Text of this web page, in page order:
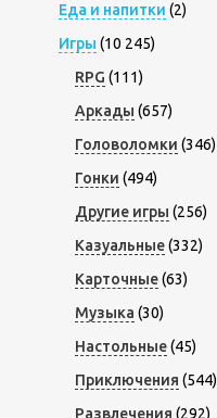
Еда и напитки (2)
Игры (10 245)
RPG (111)
Аркады (657)
Головоломки (346)
Гонки (494)
Другие игры (256)
Казуальные(332)
Карточные(63)
Музыка (30)
Настольные(45)
Приключения (544)
Развлечения (292)